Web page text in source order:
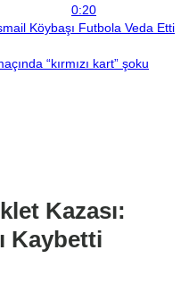
0:20
Köybaşı Futbola Veda Etti
“kırmızı kart” şoku
Kazası:
Kaybetti